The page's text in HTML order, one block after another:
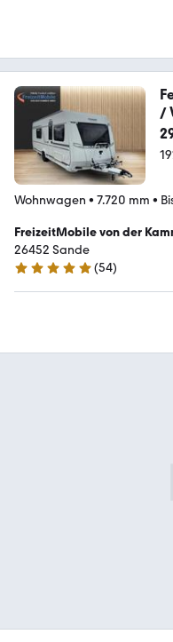
/
Wohnwagen • 7.720 mm •
FreizeitMobile von der
26452 Sande
5 Sterne
(54)